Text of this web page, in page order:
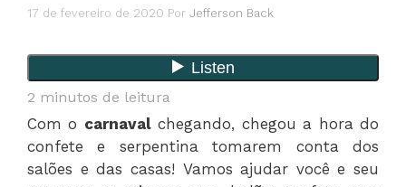
17 de fevereiro de 2020 Por Jefferson Back
2 minutos de leitura
Com o carnavalchegando, chegou a hora do
confete e serpentina tomarem conta dos
salões e das casas! Vamos ajudar você e seu